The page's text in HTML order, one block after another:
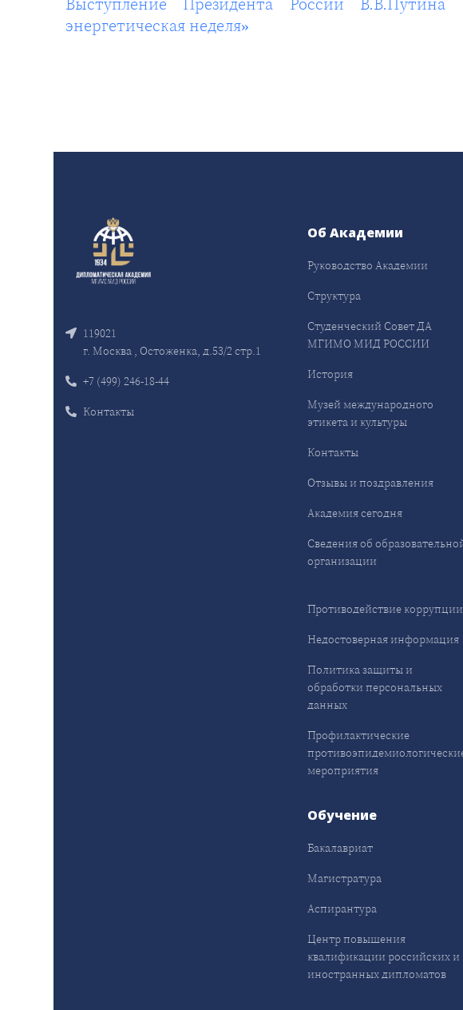
энергетическая неделя»
119021
г. Москва , Остоженка, д.53/2 стр.1
+7 (499) 246-18-44
Контакты
Об Академии
Руководство Академии
Структура
Студенческий Совет ДА
МГИМО МИД РОССИИ
История
Музей международного
этикета и культуры
Контакты
Отзывы и поздравления
Академия сегодня
Сведения об
организации
Противодействие коррупции
Недостоверная информация
Политика защиты и
обработки персональных
данных
Профилактические
мероприятия
Обучение
Бакалавриат
Магистратура
Аспирантура
Центр повышения
квалификации российских и
иностранных дипломатов